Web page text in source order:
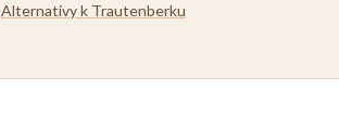
Alternativy k Trautenberku